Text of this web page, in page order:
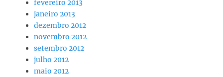
fevereiro 2013
janeiro 2013
dezembro 2012
novembro 2012
setembro 2012
julho 2012
maio 2012